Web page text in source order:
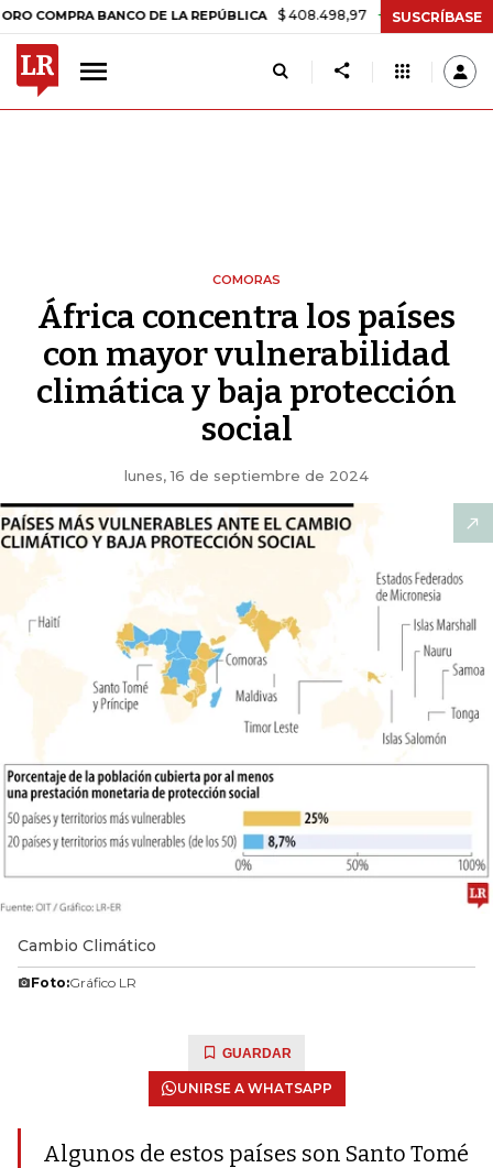
BANCO DE LA REPÚBLICA $ 408.498,97 +$ 8.753,81 +2,19%
SUSCRÍBASE
COMORAS
África concentra los países
con mayor vulnerabilidad
climática y baja protección
social
lunes, 16 de septiembre de 2024
Cambio Climático
Foto:Gráfico LR
GUARDAR
UNIRSE A WHATSAPP
Algunos de estos países son Santo Tomé